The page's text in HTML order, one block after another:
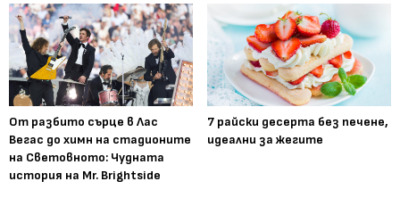
От разбито сърце в Лас
Вегас до химн на стадионите
на Световното: Чудната
история на Mr. Brightside
7 райски десерта без печене,
идеални за жегите